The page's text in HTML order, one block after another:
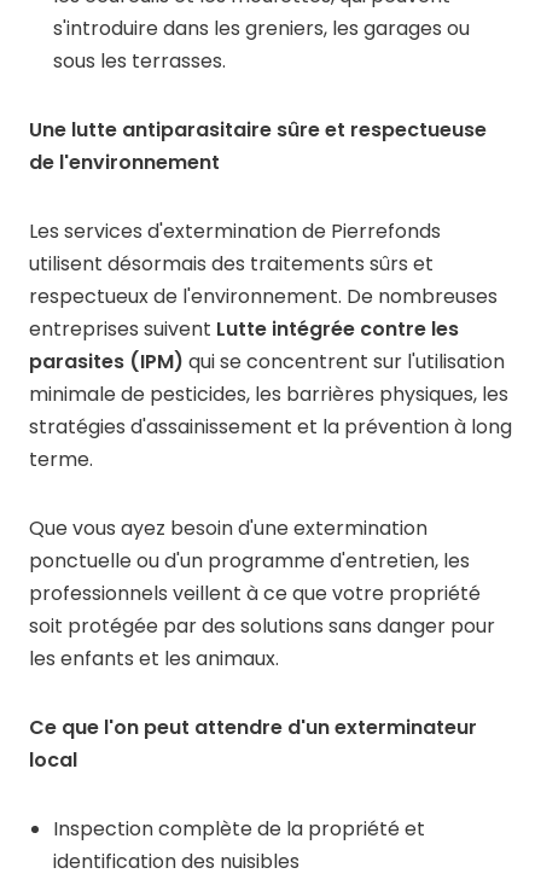
s'introduire dans les greniers, les garages ou
sous les terrasses.
Une lutte antiparasitaire sûre et respectueuse
de l'environnement
Les services d'extermination de Pierrefonds
utilisent désormais des traitements sûrs et
respectueux de l'environnement. De nombreuses
entreprises suivent Lutte intégrée contre les
parasites (IPM) qui se concentrent sur l'utilisation
minimale de pesticides, les barrières physiques, les
stratégies d'assainissement et la prévention à long
terme.
Que vous ayez besoin d'une extermination
ponctuelle ou d'un programme d'entretien, les
professionnels veillent à ce que votre propriété
soit protégée par des solutions sans danger pour
les enfants et les animaux.
Ce que l'on peut attendre d'un exterminateur
local
Inspection complète de la propriété et
identification des nuisibles